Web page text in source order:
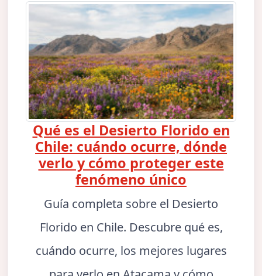
Qué es el Desierto Florido en
Chile: cuándo ocurre, dónde
verlo y cómo proteger este
fenómeno único
Guía completa sobre el Desierto
Florido en Chile. Descubre qué es,
cuándo ocurre, los mejores lugares